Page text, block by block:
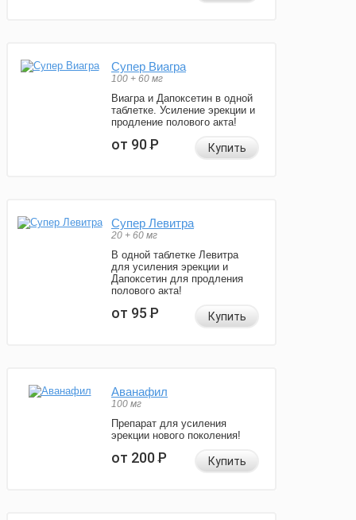
Супер Виагра
100 + 60 мг
Виагра и Дапоксетин в одной
таблетке. Усиление эрекции и
продление полового акта!
от 90Р Купить
Супер Левитра
20 + 60 мг
В одной таблетке Левитра
для усиления эрекции и
Дапоксетин для продления
полового акта!
от 95Р Купить
Аванафил
100 мг
Препарат для усиления
эрекции нового поколения!
от 200Р Купить